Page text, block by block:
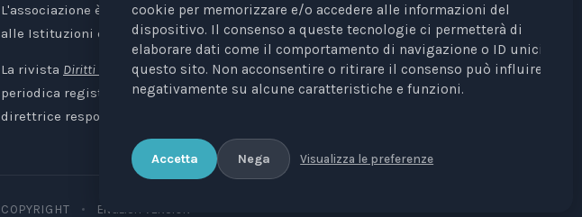
cookie per memorizzare e/o accedere alle informazioni del
dispositivo. Il consenso a queste tecnologie ci permetterà di
elaborare dati come il comportamento di navigazione o ID unici su
questo sito. Non acconsentire o ritirare il consenso può influire
negativamente su alcune caratteristiche e funzioni.
Accetta Nega Visualizza le preferenze
L'associazione è riconosciuta come rappresentante di interessi davanti
alle Istituzioni europee.
La rivista Diritti degli Animali. Profili Etici, Scientifici e Giuridiciè testata
periodica registrata al Tribunale di Bari n. 8/2023 del 18/09/2023,
direttrice responsabile: Avv. Elisa Scarpino.
COPYRIGHT ENGLISH VERSION